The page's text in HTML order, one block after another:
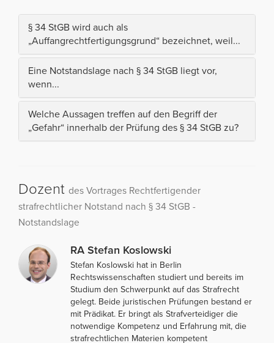
§ 34 StGB wird auch als
„Auffangrechtfertigungsgrund“ bezeichnet, weil...
Eine Notstandslage nach § 34 StGB liegt vor,
wenn...
Welche Aussagen treffen auf den Begriff der
„Gefahr“ innerhalb der Prüfung des § 34 StGB zu?
Dozent des Vortrages Rechtfertigender
strafrechtlicher Notstand nach § 34 StGB -
Notstandslage
RA Stefan Koslowski
Stefan Koslowski hat in Berlin
Rechtswissenschaften studiert und bereits im
Studium den Schwerpunkt auf das Strafrecht
gelegt. Beide juristischen Prüfungen bestand er
mit Prädikat. Er bringt als Strafverteidiger die
notwendige Kompetenz und Erfahrung mit, die
strafrechtlichen Materien kompetent